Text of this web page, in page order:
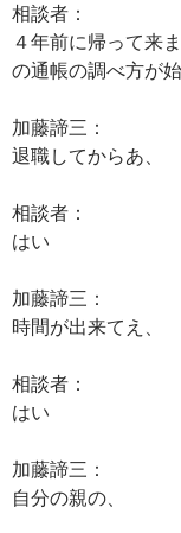
相談者：
４年前に帰って来
の通帳の調べ方が
加藤諦三：
退職してからあ、
相談者：
はい
加藤諦三：
時間が出来てえ、
相談者：
はい
加藤諦三：
自分の親の、